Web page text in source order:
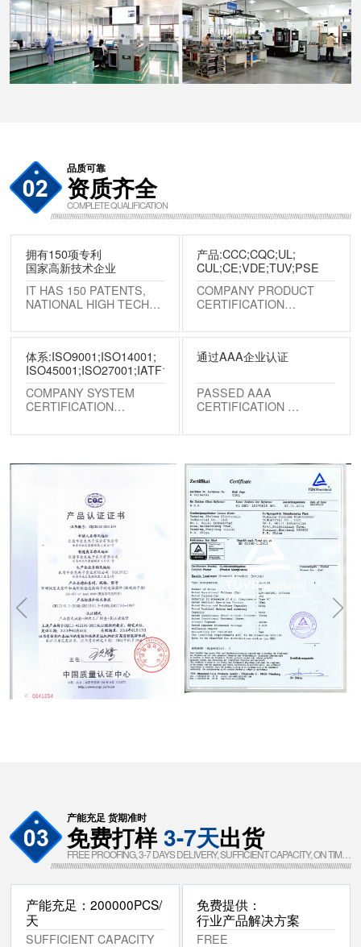
品质可靠
资质齐全
COMPLETE QUALIFICATION
拥有150项专利
国家高新技术企业
IT HAS 150 PATENTS,
NATIONAL HIGH TECH
产品:CCC;CQC;UL;
CUL;CE;VDE;TUV;PSE
COMPANY PRODUCT
CERTIFICATION
体系:ISO9001;ISO14001;
ISO45001;ISO27001;IATF16949
COMPANY SYSTEM
CERTIFICATION
通过AAA企业认证
PASSED AAA
CERTIFICATION
产能充足 货期准时
免费打样3-7天出货
FREE PROOFING, 3-7 DAYS DELIVERY, SUFFICIENT CAPACITY, ON TIME
DELIVERY
产能充足：200000PCS/
天
SUFFICIENT CAPACITY
免费提供：
行业产品解决方案
FREE